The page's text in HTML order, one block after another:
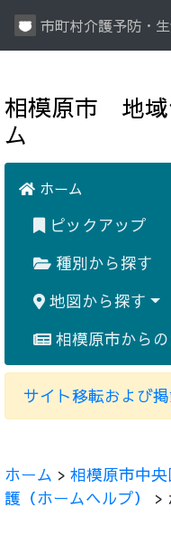
市町村介護予防・
相模原市 地域
ム
ホーム
ピックアップ
種別から探す
地図から探す
相模原市から
サイト移転および
ホーム > 相模原市中央
護（ホームヘルプ）
>